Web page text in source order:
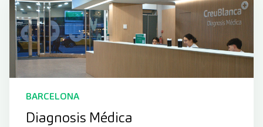
BARCELONA
Diagnosis Médica